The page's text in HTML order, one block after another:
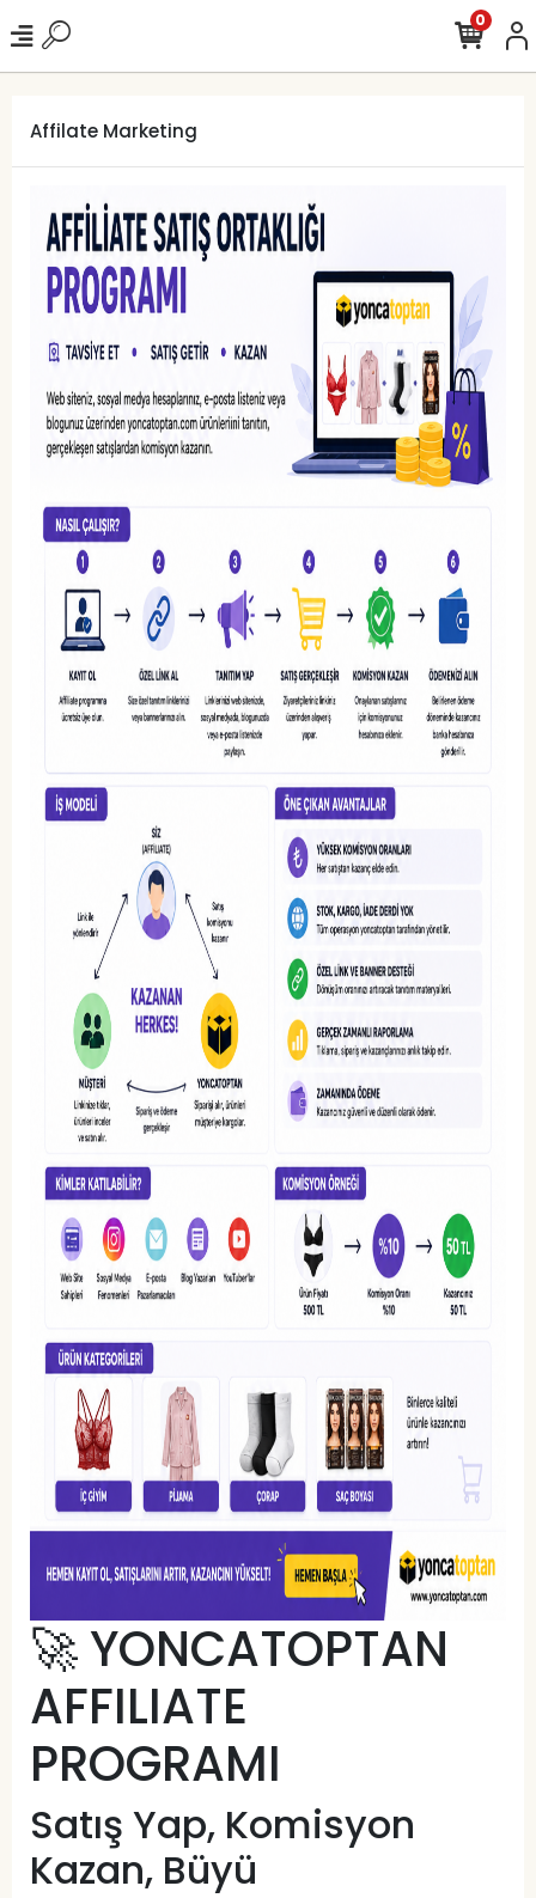
0
Affilate Marketing
🚀 YONCATOPTAN
AFFILIATE
PROGRAMI
Satış Yap, Komisyon
Kazan, Büyü